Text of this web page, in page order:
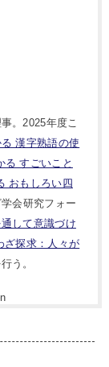
。2025年度こ
漢字熟語の使
る すごいこと
おもしろい四
会研究フォー
して意識づけ
ざ探求：人々が
う。